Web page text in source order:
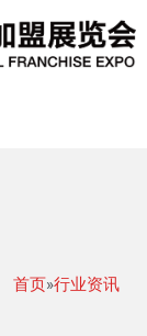
首页»行业资讯